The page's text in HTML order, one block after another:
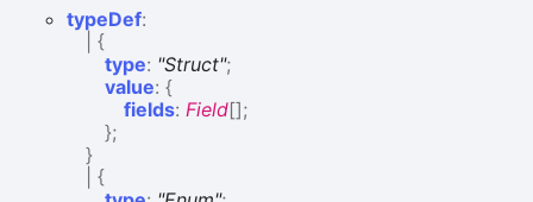
typeDef:
{
type: "Struct";
value: {
fields: Field[];
};
}
{